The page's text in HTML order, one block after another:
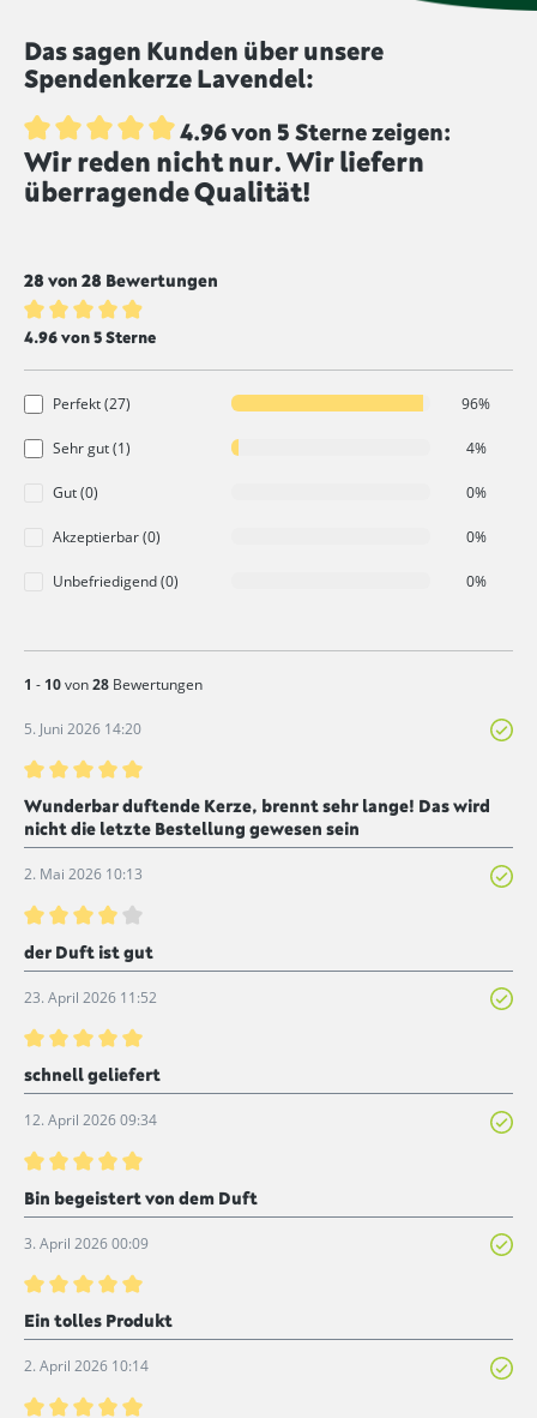
Der Docht wird gelegentlich leicht gekürzt, und die
Kerze steht auf einer hitzebeständigen, ebenen
Das sagen Kunden über unsere
Spendenkerze Lavendel:
Durchschnittliche Bewertung von 4.9 von 5 Sternen
4.96 von 5 Sterne zeigen:
Wir reden nicht nur. Wir liefern
überragende Qualität!
28 von 28 Bewertungen
Durchschnittliche Bewertung von 4.9 von 5 Sternen
4.96 von 5 Sterne
Perfekt (27) 96%
Sehr gut (1) 4%
Gut (0) 0%
Akzeptierbar (0) 0%
Unbefriedigend (0) 0%
1 - 10von28 Bewertungen
5. Juni 2026 14:20
Bewertung mit 5 von 5 Sternen
Wunderbar duftende Kerze, brennt sehr lange! Das wird
nicht die letzte Bestellung gewesen sein
2. Mai 2026 10:13
Bewertung mit 4 von 5 Sternen
der Duft ist gut
23. April 2026 11:52
Bewertung mit 5 von 5 Sternen
schnell geliefert
12. April 2026 09:34
Bewertung mit 5 von 5 Sternen
Bin begeistert von dem Duft
3. April 2026 00:09
Bewertung mit 5 von 5 Sternen
Ein tolles Produkt
2. April 2026 10:14